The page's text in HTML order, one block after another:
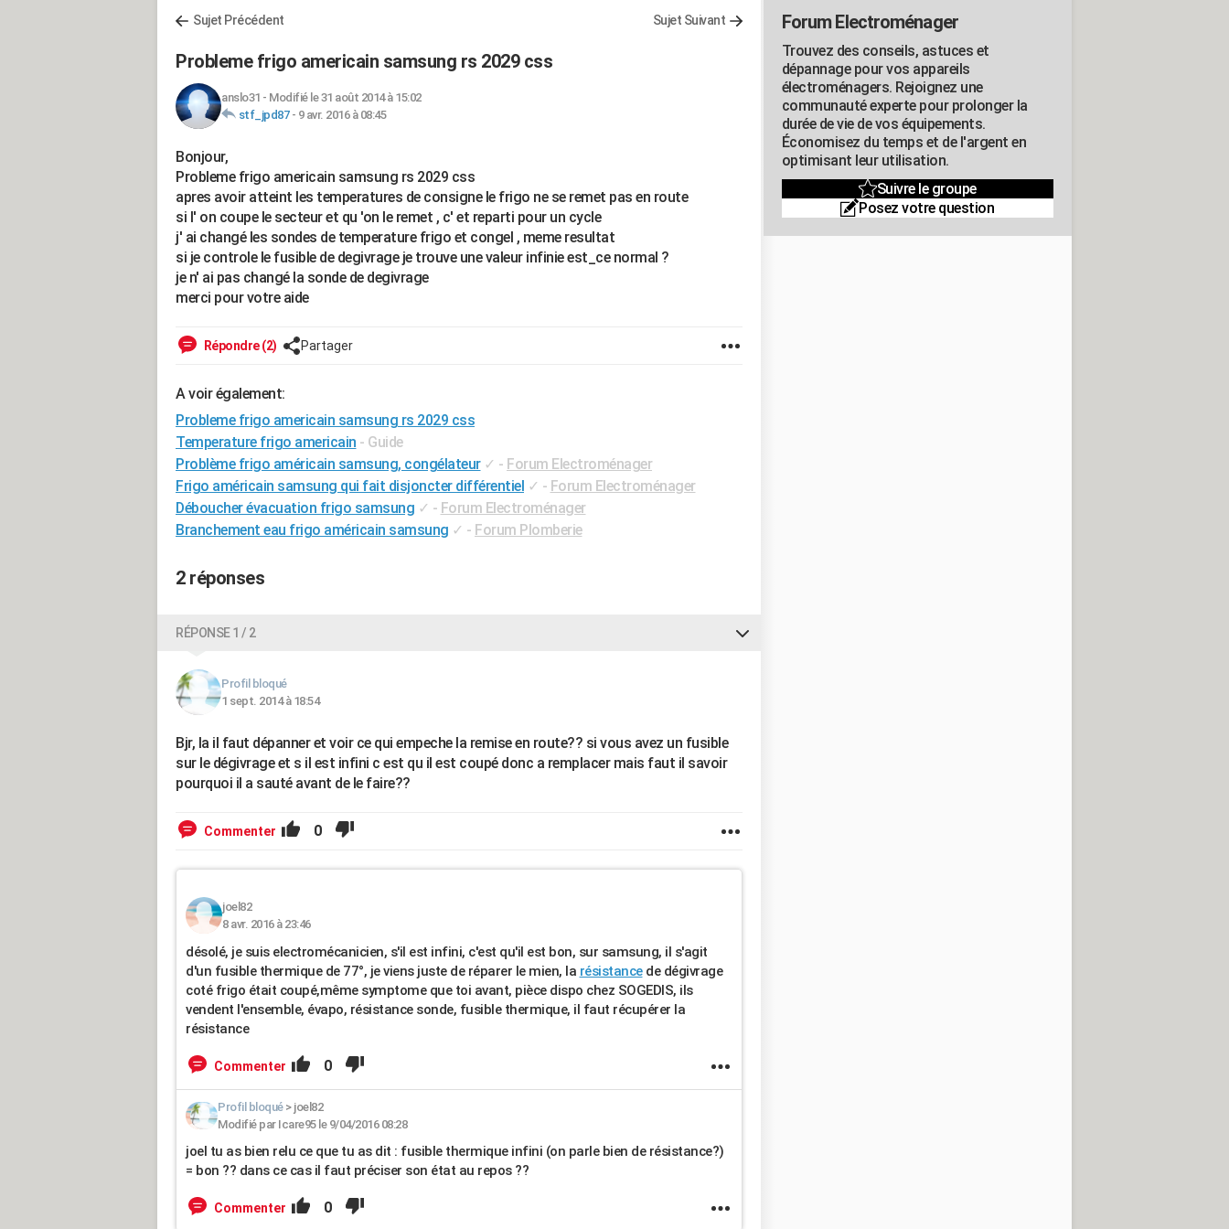
Sujet Précédent Sujet Suivant
Probleme frigo americain samsung rs 2029 css
anslo31 - Modifié le 31 août 2014 à 15:02
stf_jpd87- 9 avr. 2016 à 08:45
Bonjour,
Probleme frigo americain samsung rs 2029 css
apres avoir atteint les temperatures de consigne le frigo ne se remet pas en route
si l' on coupe le secteur et qu 'on le remet , c' et reparti pour un cycle
j' ai changé les sondes de temperature frigo et congel , meme resultat
si je controle le fusible de degivrage je trouve une valeur infinie est_ce normal ?
je n' ai pas changé la sonde de degivrage
merci pour votre aide
Répondre (2) Partager
A voir également:
Probleme frigo americain samsung rs 2029 css
Temperature frigo americain - Guide
Problème frigo américain samsung, congélateur ✓ - Forum Electroménager
Frigo américain samsung qui fait disjoncter différentiel ✓ - Forum Electroménager
Déboucher évacuation frigo samsung ✓ - Forum Electroménager
Branchement eau frigo américain samsung ✓ - Forum Plomberie
2 réponses
RÉPONSE 1 / 2
Profil bloqué
1 sept. 2014 à 18:54
Bjr, la il faut dépanner et voir ce qui empeche la remise en route?? si vous avez un fusible
sur le dégivrage et s il est infini c est qu il est coupé donc a remplacer mais faut il savoir
pourquoi il a sauté avant de le faire??
Commenter 0
joel82
8 avr. 2016 à 23:46
désolé, je suis electromécanicien, s'il est infini, c'est qu'il est bon, sur samsung, il s'agit
d'un fusible thermique de 77°, je viens juste de réparer le mien, la résistancede dégivrage
coté frigo était coupé,même symptome que toi avant, pièce dispo chez SOGEDIS, ils
vendent l'ensemble, évapo, résistance sonde, fusible thermique, il faut récupérer la
résistance
Commenter 0
Profil bloqué> joel82
Modifié par Icare95 le 9/04/2016 08:28
joel tu as bien relu ce que tu as dit : fusible thermique infini (on parle bien de résistance?)
= bon ?? dans ce cas il faut préciser son état au repos ??
Commenter 0
Forum Electroménager
Trouvez des conseils, astuces et
dépannage pour vos appareils
électroménagers. Rejoignez une
communauté experte pour prolonger la
durée de vie de vos équipements.
Économisez du temps et de l'argent en
optimisant leur utilisation.
Suivre le groupe
Posez votre question